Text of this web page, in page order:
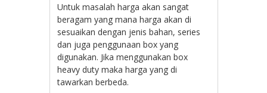
Untuk masalah harga akan sangat
beragam yang mana harga akan di
sesuaikan dengan jenis bahan, series
dan juga penggunaan box yang
digunakan. Jika menggunakan box
heavy duty maka harga yang di
tawarkan berbeda.